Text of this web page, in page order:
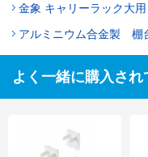
金象 キャリーラック大
アルミニウム合金製 棚
よく一緒に購入さ